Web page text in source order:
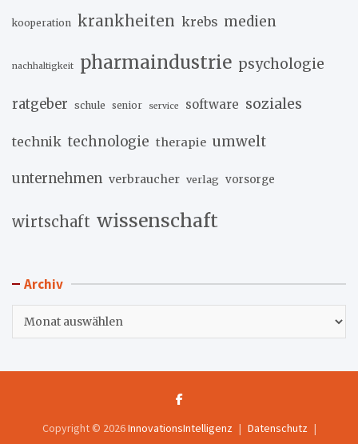
kooperation krankheiten krebs medien
nachhaltigkeit pharmaindustrie psychologie
ratgeber schule senior service software soziales
technik technologie therapie umwelt
unternehmen verbraucher verlag vorsorge
wirtschaft wissenschaft
Archiv
Copyright © 2026InnovationsIntelligenz
Datenschutz